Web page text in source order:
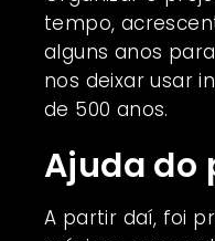
tempo,
alguns anos
nos deixar usar
de 500 anos.
Ajuda do
A partir daí, foi